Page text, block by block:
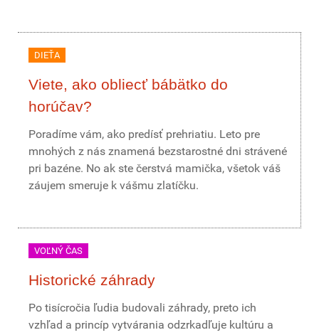
DIEŤA
Viete, ako obliecť bábätko do
horúčav?
Poradíme vám, ako predísť prehriatiu. Leto pre
mnohých z nás znamená bezstarostné dni strávené
pri bazéne. No ak ste čerstvá mamička, všetok váš
záujem smeruje k vášmu zlatíčku.
VOĽNÝ ČAS
Historické záhrady
Po tisícročia ľudia budovali záhrady, preto ich
vzhľad a princíp vytvárania odzrkadľuje kultúru a